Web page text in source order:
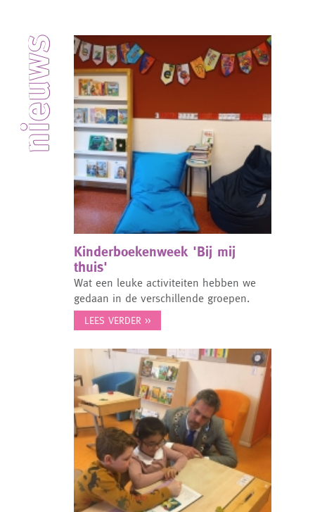
nieuws
Kinderboekenweek 'Bij mij
thuis'
Wat een leuke activiteiten hebben we
gedaan in de verschillende groepen.
LEES VERDER >>